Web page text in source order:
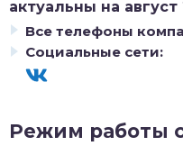
актуальны на август
Все телефоны
Социальные сети:
Режим работы